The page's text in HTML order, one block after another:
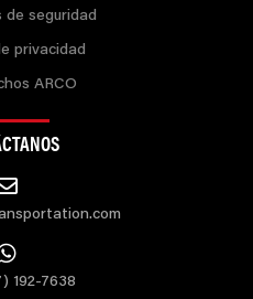
de seguridad
privacidad
ARCO
192-7638